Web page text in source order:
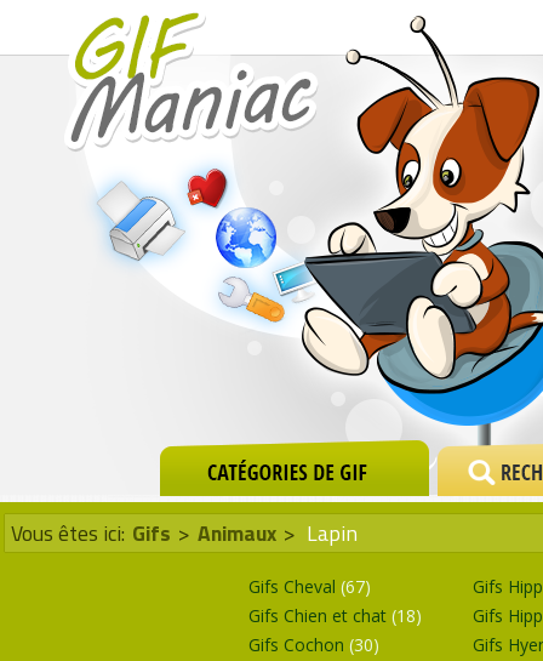
Vous êtes ici: Gifs > Animaux > Lapin
Gifs Cheval (67)
Gifs Chien et chat (18)
Gifs Cochon (30)
Gifs
Gifs
Gifs